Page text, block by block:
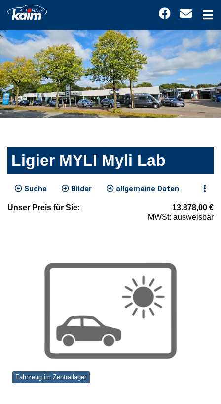
Ligier MYLI Myli Lab
Suche Bilder allgemeine Daten
Unser Preis für Sie: 13.878,00 €
MWSt: ausweisbar
Fahrzeug im Zentrallager